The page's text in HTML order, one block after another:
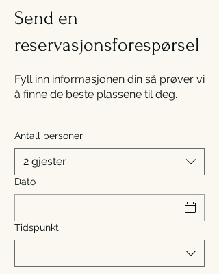
Send en
reservasjonsforespørsel
Fyll inn informasjonen din så prøver vi
å finne de beste plassene til deg.
Antall personer
2 gjester
Dato
Tidspunkt